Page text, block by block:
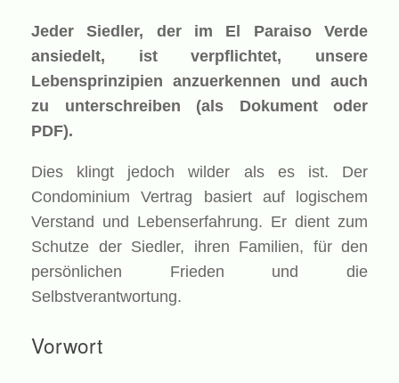
Jeder Siedler, der im El Paraiso Verde
ansiedelt, ist verpflichtet, unsere
Lebensprinzipien anzuerkennen und auch
zu unterschreiben (als Dokument oder
PDF).
Dies klingt jedoch wilder als es ist. Der
Condominium Vertrag basiert auf logischem
Verstand und Lebenserfahrung. Er dient zum
Schutze der Siedler, ihren Familien, für den
persönlichen Frieden und die
Selbstverantwortung.
Vorwort